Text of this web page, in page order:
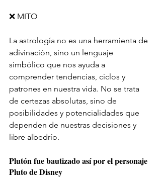
❌ MITO
La astrología no es una herramienta de
adivinación, sino un lenguaje
simbólico que nos ayuda a
comprender tendencias, ciclos y
patrones en nuestra vida. No se trata
de certezas absolutas, sino de
posibilidades y potencialidades que
dependen de nuestras decisiones y
libre albedrío.
Plutón fue bautizado así por el personaje
Pluto de Disney